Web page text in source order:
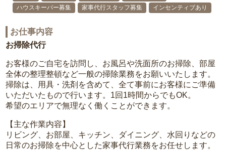
ハウスキーパー募集
家事代行スタッフ募集 インセンティブあり
お仕事内容
お掃除代行
お客様のご自宅を訪問し、お風呂や洗面所のお掃除、部屋
全体の整理整頓など一般の掃除業務をお願いいたします。
掃除は、用具・洗剤を含めて、全て事前にお客様にご準備
いただいたもので行います。1回1時間からでもOK。
希望のエリアで無理なく働くことができます。
【主な作業内容】
リビング、お部屋、キッチン、ダイニング、水回りなどの
日常のお掃除を中心とした家事代行業務をお任せします。